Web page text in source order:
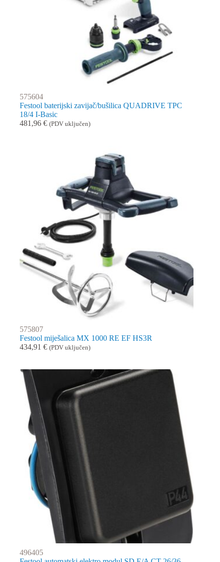
575604
Festool baterijski zavijač/bušilica QUADRIVE TPC
18/4 I-Basic
481,96 € (PDV uključen)
575807
Festool miješalica MX 1000 RE EF HS3R
434,91 € (PDV uključen)
496405